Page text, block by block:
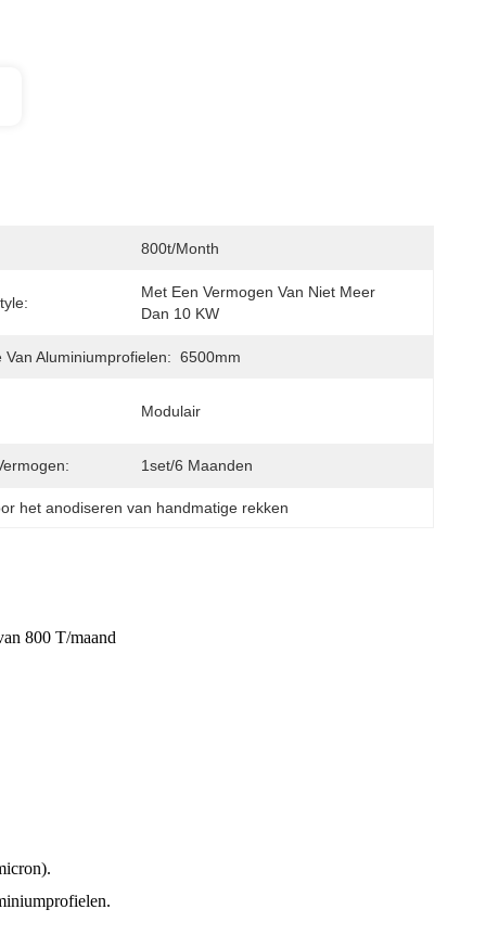
800t/month
Met Een Vermogen Van Niet Meer
Dan 10 KW
Van Aluminiumprofielen: 6500mm
Modulair
1set/6 Maanden
het anodiseren van handmatige rekken
800 T/maand